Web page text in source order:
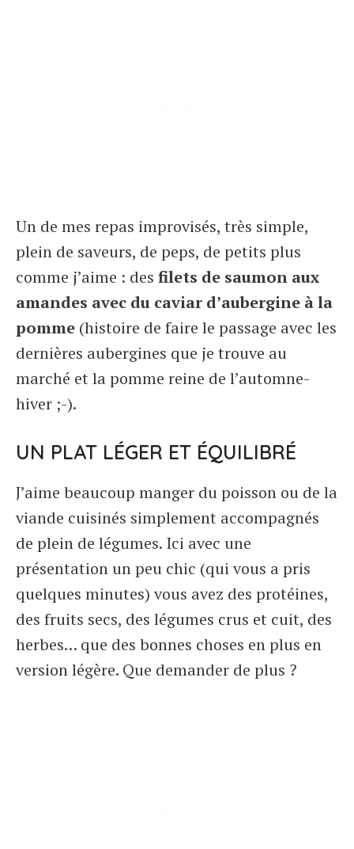
Un de mes repas improvisés, très simple,
plein de saveurs, de peps, de petits plus
comme j’aime : des filets de saumon aux
amandes avec du caviar d’aubergine à la
pomme (histoire de faire le passage avec les
dernières aubergines que je trouve au
marché et la pomme reine de l’automne-
hiver ;-).
UN PLAT LÉGER ET ÉQUILIBRÉ
J’aime beaucoup manger du poisson ou de la
viande cuisinés simplement accompagnés
de plein de légumes. Ici avec une
présentation un peu chic (qui vous a pris
quelques minutes) vous avez des protéines,
des fruits secs, des légumes crus et cuit, des
herbes… que des bonnes choses en plus en
version légère. Que demander de plus ?